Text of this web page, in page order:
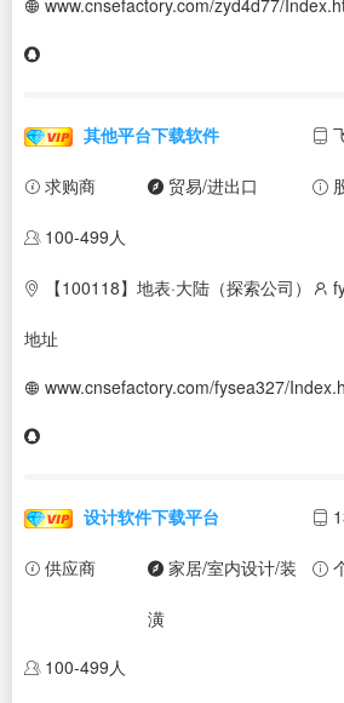
其他平台下载软件
求购商 贸易/进出口
100-499人
【100118】地表·大陆（探索公司）
地址
www.cnsefactory.com/fysea327/
设计软件下载平台
供应商 家居/室内设计/装
潢
100-499人